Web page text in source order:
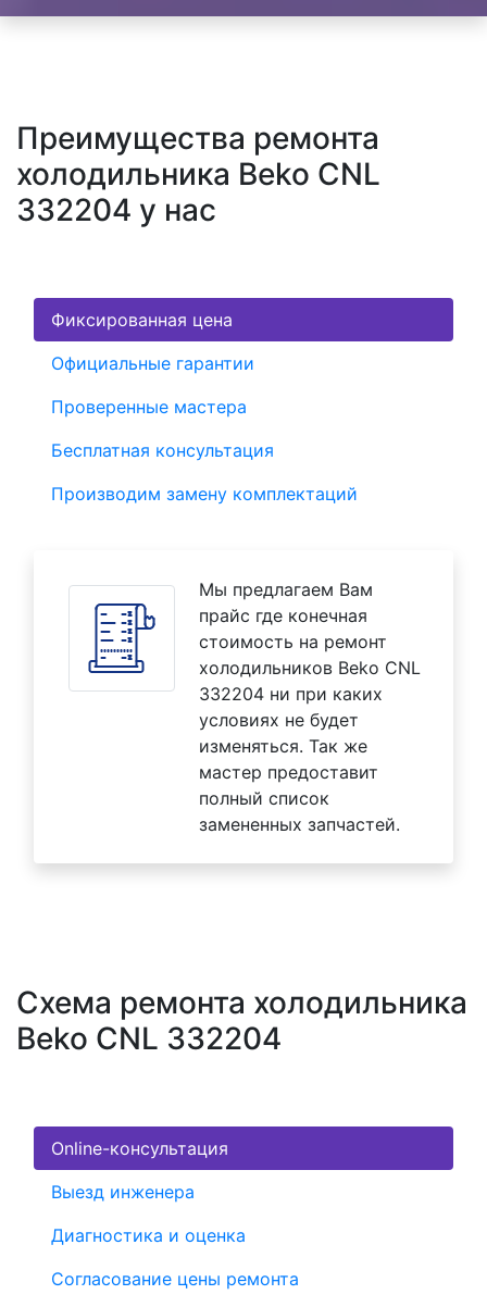
Преимущества ремонта
холодильника Beko CNL
332204 у нас
Фиксированная цена
Официальные гарантии
Проверенные мастера
Бесплатная консультация
Производим замену комплектаций
Мы предлагаем Вам
прайс где конечная
стоимость на ремонт
холодильников Beko CNL
332204 ни при каких
условиях не будет
изменяться. Так же
мастер предоставит
полный список
замененных запчастей.
Схема ремонта холодильника
Beko CNL 332204
Online-консультация
Выезд инженера
Диагностика и оценка
Согласование цены ремонта